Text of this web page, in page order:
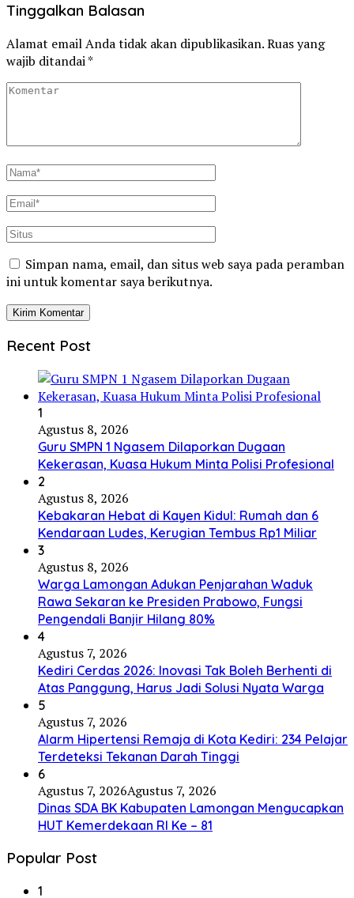
Tinggalkan Balasan
Alamat email Anda tidak akan dipublikasikan.Ruas yang
wajib ditandai*
Simpan nama, email, dan situs web saya pada peramban
ini untuk komentar saya berikutnya.
Recent Post
1
Agustus 8, 2026
Guru SMPN 1 Ngasem Dilaporkan Dugaan
Kekerasan, Kuasa Hukum Minta Polisi Profesional
2
Agustus 8, 2026
Kebakaran Hebat di Kayen Kidul: Rumah dan 6
Kendaraan Ludes, Kerugian Tembus Rp1 Miliar
3
Agustus 8, 2026
Warga Lamongan Adukan Penjarahan Waduk
Rawa Sekaran ke Presiden Prabowo, Fungsi
Pengendali Banjir Hilang 80%
4
Agustus 7, 2026
Kediri Cerdas 2026: Inovasi Tak Boleh Berhenti di
Atas Panggung, Harus Jadi Solusi Nyata Warga
5
Agustus 7, 2026
Alarm Hipertensi Remaja di Kota Kediri: 234 Pelajar
Terdeteksi Tekanan Darah Tinggi
6
Agustus 7, 2026Agustus 7, 2026
Dinas SDA BK Kabupaten Lamongan Mengucapkan
HUT Kemerdekaan RI Ke – 81
Popular Post
1